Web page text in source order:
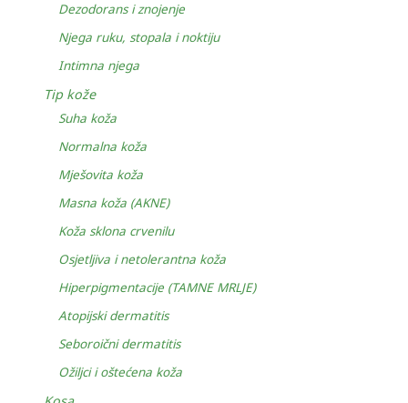
Dezodorans i znojenje
Njega ruku, stopala i noktiju
Intimna njega
Tip kože
Suha koža
Normalna koža
Mješovita koža
Masna koža (AKNE)
Koža sklona crvenilu
Osjetljiva i netolerantna koža
Hiperpigmentacije (TAMNE MRLJE)
Atopijski dermatitis
Seboroični dermatitis
Ožiljci i oštećena koža